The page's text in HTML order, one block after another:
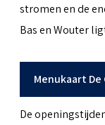
stromen en de
Bas en Wouter
Menukaart De
De